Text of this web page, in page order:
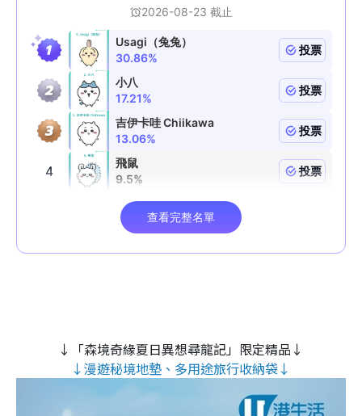
↓「森境奇緣夏日異想尋龍記」限定精品↓
↓漫遊秘境地墊、多用途旅行收納袋↓